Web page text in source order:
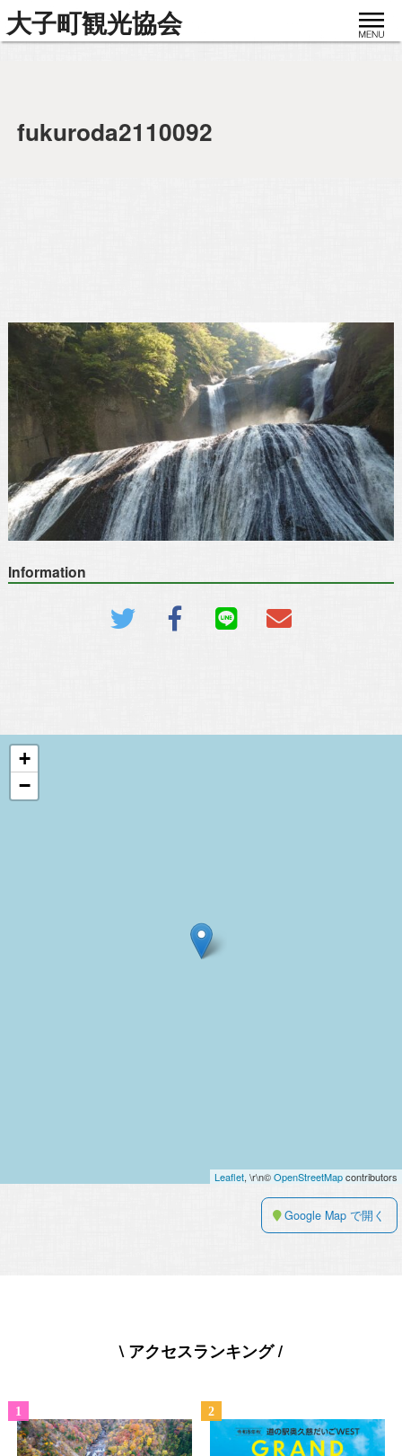
大子町観光協会 toggle
fukuroda2110092
Information
+
−
Leaflet, \r\n©OpenStreetMapcontributors
Google Map で開く
\ アクセスランキング /